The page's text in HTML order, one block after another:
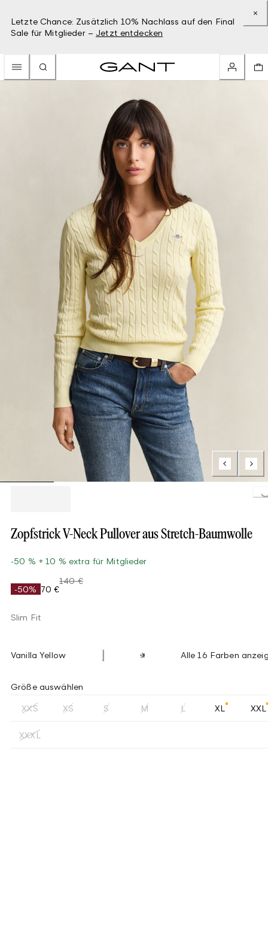
Letzte Chance: Zusätzlich 10% Nachlass auf den Final
Sale für Mitglieder – Jetzt entdecken
Loading...
Zopfstrick V-Neck Pullover aus Stretch-Baumwolle
-50 % + 10 % extra für Mitglieder
-50% 70 €
140 €
Slim Fit
Vanilla Yellow Alle 16 Farben
Größe auswählen
XXS XS S M L XL XXL
XXXL